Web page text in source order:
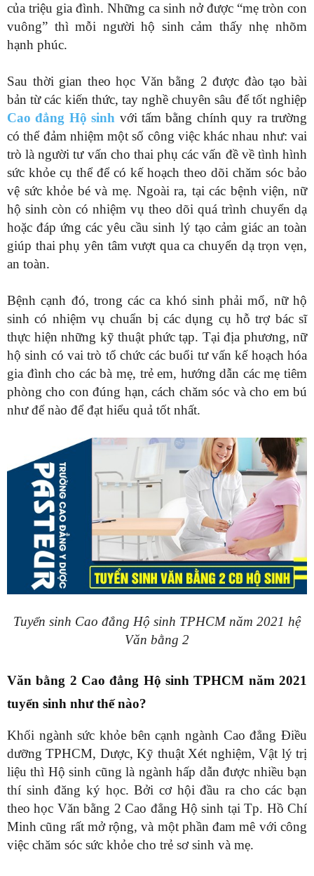
của triệu gia đình. Những ca sinh nở được “mẹ tròn con
vuông” thì mỗi người hộ sinh cảm thấy nhẹ nhõm
hạnh phúc.
Sau thời gian theo học Văn bằng 2 được đào tạo bài
bản từ các kiến thức, tay nghề chuyên sâu để tốt nghiệp
Cao đẳng Hộ sinh với tấm bằng chính quy ra trường
có thể đảm nhiệm một số công việc khác nhau như: vai
trò là người tư vấn cho thai phụ các vấn đề về tình hình
sức khỏe cụ thể để có kế hoạch theo dõi chăm sóc bảo
vệ sức khỏe bé và mẹ. Ngoài ra, tại các bệnh viện, nữ
hộ sinh còn có nhiệm vụ theo dõi quá trình chuyển dạ
hoặc đáp ứng các yêu cầu sinh lý tạo cảm giác an toàn
giúp thai phụ yên tâm vượt qua ca chuyển dạ trọn vẹn,
an toàn.
Bệnh cạnh đó, trong các ca khó sinh phải mổ, nữ hộ
sinh có nhiệm vụ chuẩn bị các dụng cụ hỗ trợ bác sĩ
thực hiện những kỹ thuật phức tạp. Tại địa phương, nữ
hộ sinh có vai trò tổ chức các buổi tư vấn kế hoạch hóa
gia đình cho các bà mẹ, trẻ em, hướng dẫn các mẹ tiêm
phòng cho con đúng hạn, cách chăm sóc và cho em bú
như để nào để đạt hiểu quả tốt nhất.
Tuyển sinh Cao đẳng Hộ sinh TPHCM năm 2021 hệ
Văn bằng 2
Văn bằng 2 Cao đẳng Hộ sinh TPHCM năm 2021
tuyển sinh như thế nào?
Khối ngành sức khỏe bên cạnh ngành Cao đẳng Điều
dưỡng TPHCM, Dược, Kỹ thuật Xét nghiệm, Vật lý trị
liệu thì Hộ sinh cũng là ngành hấp dẫn được nhiều bạn
thí sinh đăng ký học. Bởi cơ hội đầu ra cho các bạn
theo học Văn bằng 2 Cao đẳng Hộ sinh tại Tp. Hồ Chí
Minh cũng rất mở rộng, và một phần đam mê với công
việc chăm sóc sức khỏe cho trẻ sơ sinh và mẹ.